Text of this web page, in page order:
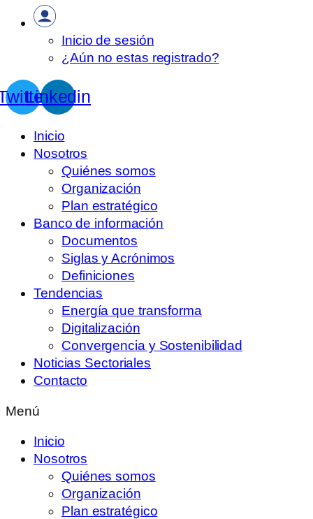
Inicio de sesión
¿Aún no estas registrado?
Linkedin
Inicio
Nosotros
Quiénes somos
Organización
Plan estratégico
Banco de información
Documentos
Siglas y Acrónimos
Definiciones
Tendencias
Energía que transforma
Digitalización
Convergencia y Sostenibilidad
Noticias Sectoriales
Contacto
Menú
Inicio
Nosotros
Quiénes somos
Organización
Plan estratégico